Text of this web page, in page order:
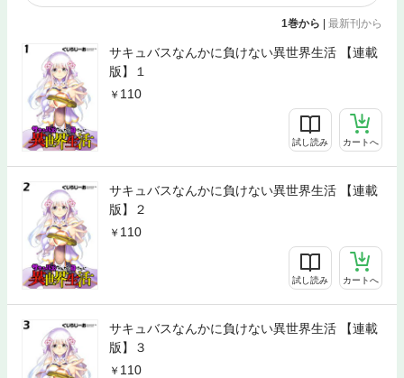
1巻から | 最新刊から
サキュバスなんかに負けない異世界生活 【連載
版】１
110
試し読み カートへ
サキュバスなんかに負けない異世界生活 【連載
版】２
110
試し読み カートへ
サキュバスなんかに負けない異世界生活 【連載
版】３
110